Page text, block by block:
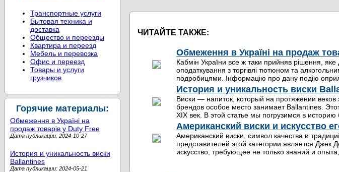
Транспортные услуги
Бытовая техника и
доставка
Общество и переезды
Квартира и переезд
Мебель и перевозка
Офис и переезд
Товары и услуги
грузчиков
Горячие материалы:
Обмеження в Україні на
продаж товарів у Duty Free
Дата публикации: 2024-10-27
История и уникальность виски
Ballantines
Дата публикации: 2024-05-21
ЧИТАЙТЕ ТАКЖЕ:
Обмеження в Україні на продаж
Кабмін України все ж таки прийняв рішення,
оподаткування з торгівлі тютюном та
подробицями. Інформацію про дану подію
История и уникальность виски
Виски — напиток, который на протяжении
брендов особое место занимает Ballantines.
XIX век. В этой статье мы погрузимся в историю
Американский виски и искусство
Американский виски, символ качества и
представителей этой категории является
искусство, требующее не только знаний и